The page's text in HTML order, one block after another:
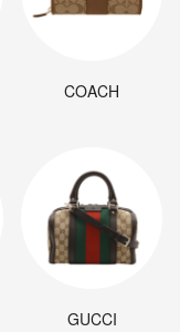
COACH
GUCCI